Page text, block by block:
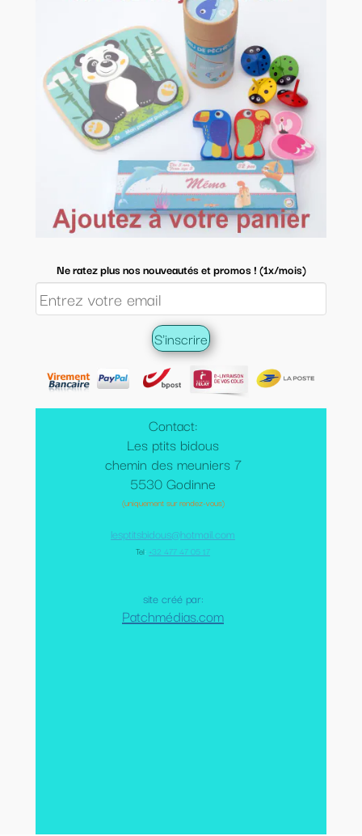
Contact:
Les ptits bidous
chemin des meuniers 7
5530 Godinne
(uniquement sur rendez-vous)
lesptitsbidous@hotmail.com
Tel: +32 477 47 05 17
site créé par:
Patchmédias.com
Ne ratez plus nos nouveautés et promos ! (1x/mois)